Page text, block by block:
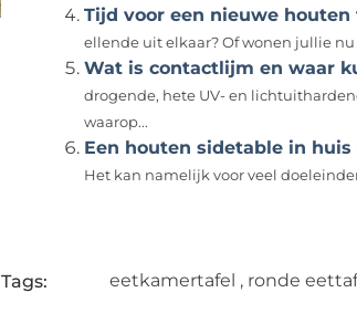
Tijd voor een nieuwe houten
ellende uit elkaar? Of wonen jullie nu
Wat is contactlijm en waar
drogende, hete UV- en
waarop...
Een houten sidetable in huis
Het kan namelijk voor veel
Tags: eetkamertafel , ronde